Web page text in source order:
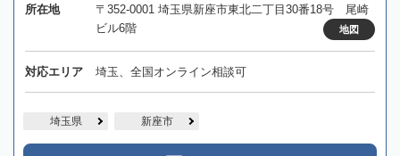
所在地
〒352-0001 埼玉県新座市東北二丁目30番18号 尾崎
ビル6階
地図
対応エリア 埼玉、全国オンライン相談可
埼玉県 新座市